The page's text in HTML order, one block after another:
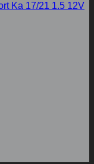
Ka 17/21 1.5 12V